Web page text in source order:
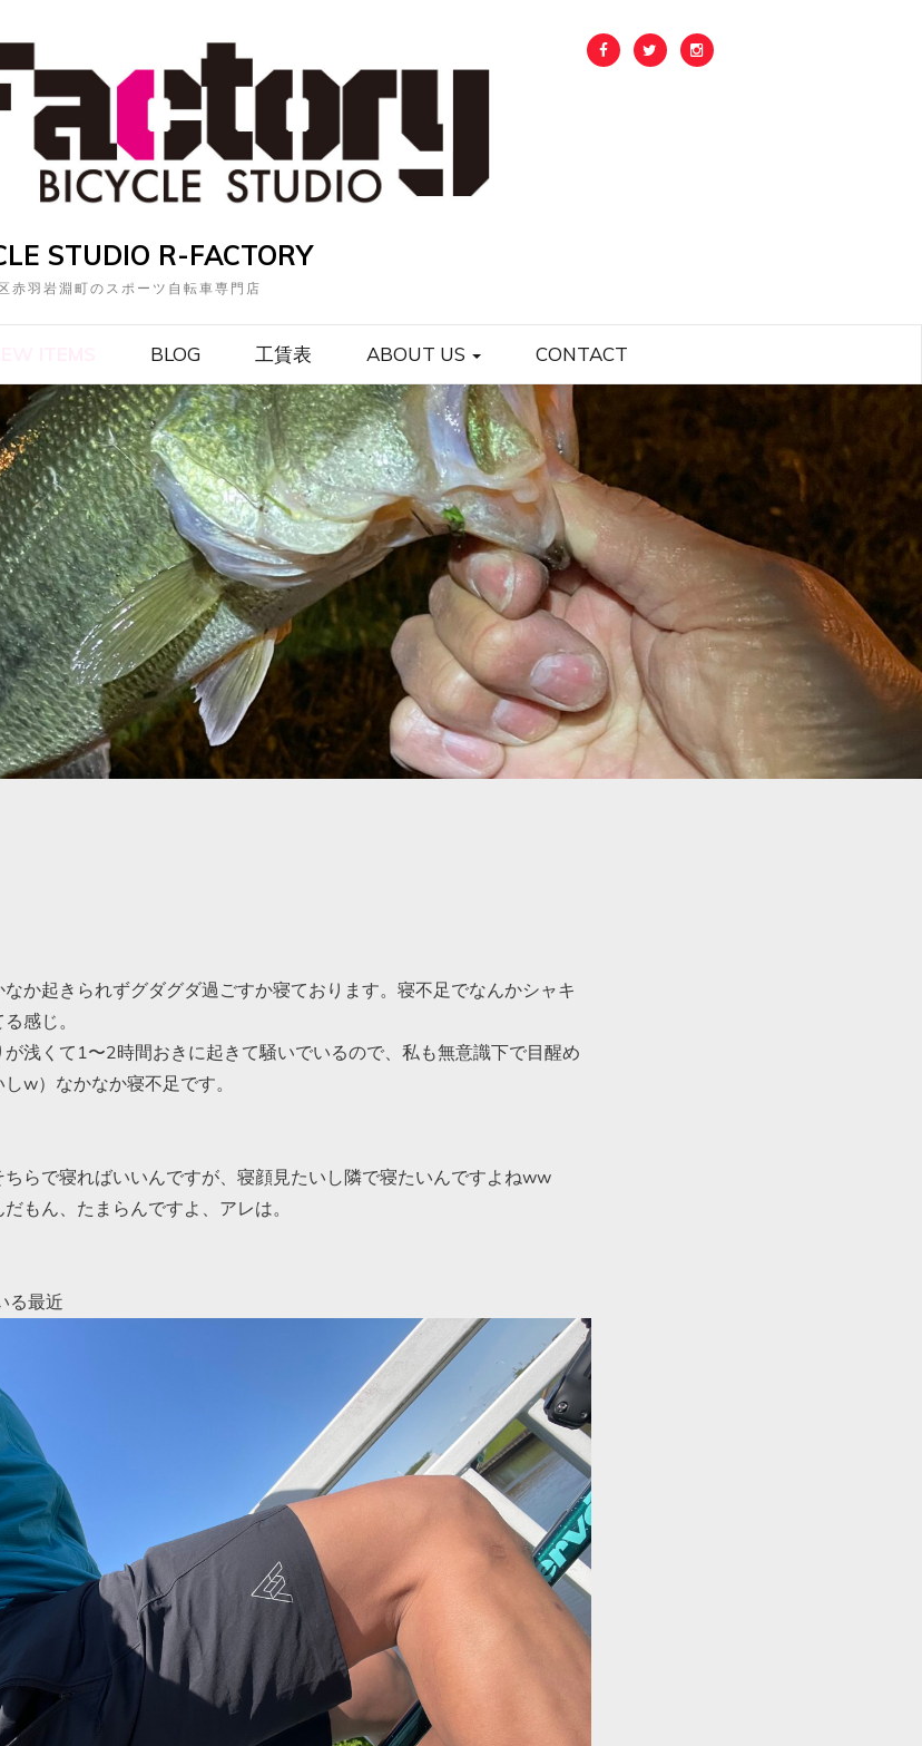
STUDIO R-FACTORY
赤羽岩淵町のスポーツ自転車専門店
BLOG 工賃表 ABOUT US CONTACT
か起きられずグダグダ過ごすか寝ております。寝不足でなんかシャキ
感じ。
浅くて1〜2時間おきに起きて騒いでいるので、私も無意識下で目醒め
w）なかなか寝不足です。
らで寝ればいいんですが、寝顔見たいし隣で寝たいんですよねww
もん、たまらんですよ、アレは。
る最近